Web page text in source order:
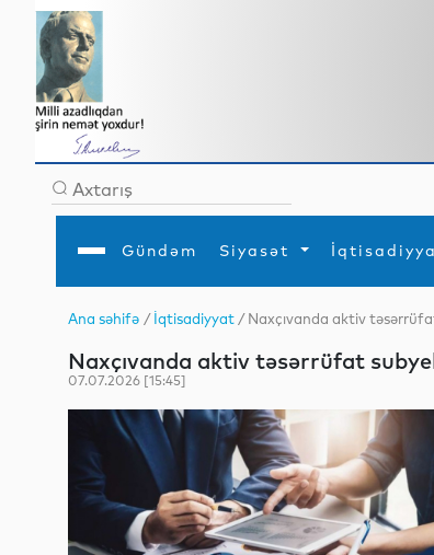
Gündəm Siyasət
Gündəm
İqtisadiyyat
Analitika
Mədəniyyət
Müsahibə
MEDİA
Xarici siyasət
Diaspor
Ana səhifə /İqtisadiyyat / Naxçıvanda aktiv
Naxçıvanda aktiv təsərrüfat
07.07.2026 [15:45]